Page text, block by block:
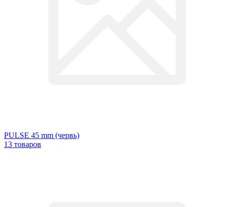
PULSE 45 mm (червь)
13 товаров